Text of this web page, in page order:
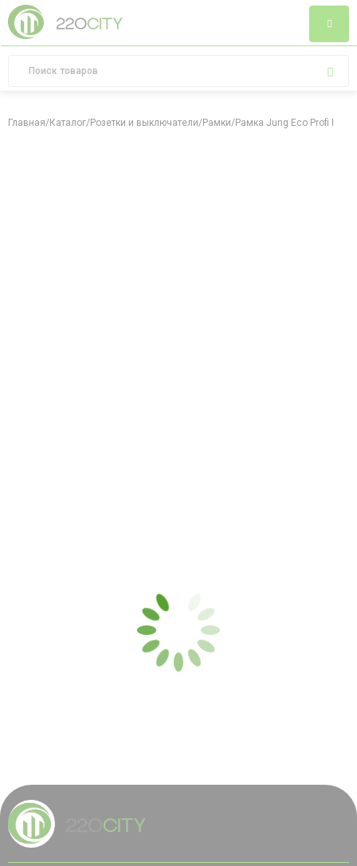
Главная/Каталог/Розетки и выключатели/Рамки/Рамка Jung Eco Profi